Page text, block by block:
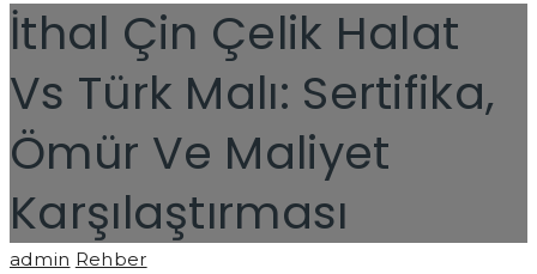
İthal Çin Çelik Halat
Vs Türk Malı: Sertifika,
Ömür Ve Maliyet
Karşılaştırması
Author
admin Categories
Rehber